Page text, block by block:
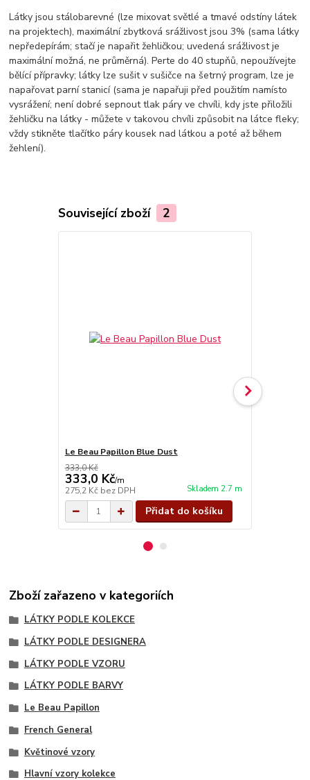
Látky jsou stálobarevné (lze mixovat světlé a tmavé odstíny látek
na projektech), maximální zbytková srážlivost jsou 3% (sama látky
nepředepírám; stačí je napařit žehličkou; uvedená srážlivost je
maximální možná, ne průměrná). Perte do 40 stupňů, nepoužívejte
bělící přípravky; látky lze sušit v sušičce na šetrný program, lze je
napařovat parní stanicí (sama je napařuji před použitím namísto
vysrážení; není dobré sepnout tlak páry ve chvíli, kdy jste přiložili
žehličku na látky - můžete v takovou chvíli způsobit na látce fleky;
vždy stikněte tlačítko páry kousek nad látkou a poté až během
žehlení).
Související zboží 2
Le Beau Papillon Blue Dust
333,0 Kč
333,0 Kč/m
275,2 Kč bez DPH Skladem 2.7 m
Přidat do košíku
Zboží zařazeno v kategoriích
LÁTKY PODLE KOLEKCE
LÁTKY PODLE DESIGNERA
LÁTKY PODLE VZORU
LÁTKY PODLE BARVY
Le Beau Papillon
French General
Květinové vzory
Hlavní vzory kolekce